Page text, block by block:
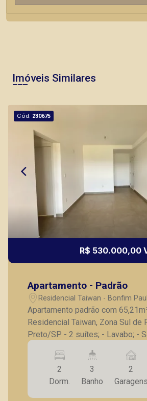
Imóveis Similares
Cód. 230675
R$ 530.000,00
Apartamento - Padrão
Residencial Taiwan - Bonfim
Preto)/SP
Apartamento padrão com
Residencial Taiwan, Zona Sul de
Preto/SP. - 2 suítes; - Lavabo; - Sala para 2
ambientes; - Varanda gourmet; -
de serviço; - 2 vagas de garagem. A Piramid tem
como objetivo atender seus
agilidade e segurança, em
imóveis prontos, usados ou
2
Dorm.
3
Banho
2
Garagens